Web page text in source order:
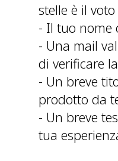
stelle è il
- Il tuo nome
- Una mail
di verificare
- Un breve
prodotto da
- Un breve
tua